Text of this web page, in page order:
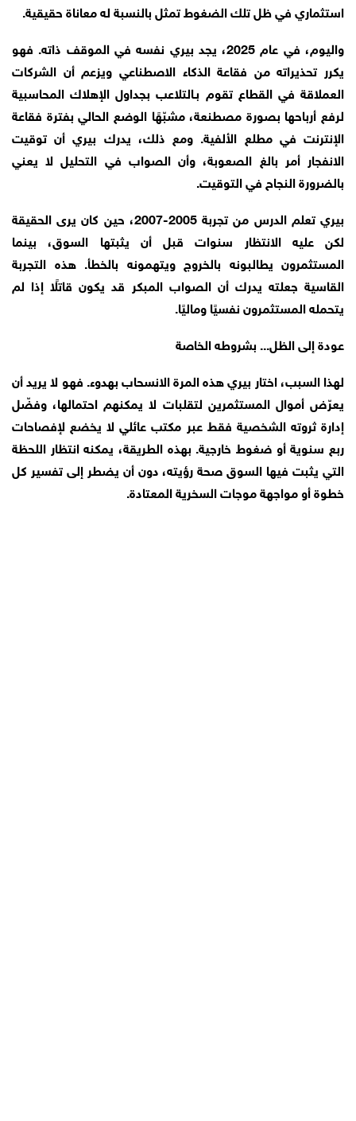
استثماري في ظل تلك الضغوط تمثل بالنسبة له معاناة حقيقية.
واليوم، في عام 2025، يجد بيري نفسه في الموقف ذاته. فهو
يكرر تحذيراته من فقاعة الذكاء الاصطناعي ويزعم أن الشركات
العملاقة في القطاع تقوم بـالتلاعب بجداول الإهلاك المحاسبية
لرفع أرباحها بصورة مصطنعة، مشبّهًا الوضع الحالي بفترة فقاعة
الإنترنت في مطلع الألفية. ومع ذلك، يدرك بيري أن توقيت
الانفجار أمر بالغ الصعوبة، وأن الصواب في التحليل لا يعني
بالضرورة النجاح في التوقيت.
بيري تعلم الدرس من تجربة 2005-2007، حين كان يرى الحقيقة
لكن عليه الانتظار سنوات قبل أن يثبتها السوق، بينما
المستثمرون يطالبونه بالخروج ويتهمونه بالخطأ. هذه التجربة
القاسية جعلته يدرك أن الصواب المبكر قد يكون قاتلًا إذا لم
يتحمله المستثمرون نفسيًا وماليًا.
عودة إلى الظل... بشروطه الخاصة
لهذا السبب، اختار بيري هذه المرة الانسحاب بهدوء. فهو لا يريد أن
يعرّض أموال المستثمرين لتقلبات لا يمكنهم احتمالها، وفضّل
إدارة ثروته الشخصية فقط عبر مكتب عائلي لا يخضع لإفصاحات
ربع سنوية أو ضغوط خارجية. بهذه الطريقة، يمكنه انتظار اللحظة
التي يثبت فيها السوق صحة رؤيته، دون أن يضطر إلى تفسير كل
خطوة أو مواجهة موجات السخرية المعتادة.